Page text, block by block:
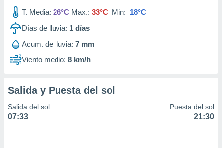
1199
T. Media: 26°C Max.: 33°C Min: 18°C
Días de lluvia: 1 días
Acum. de lluvia: 7 mm
Viento medio: 8 km/h
Salida y Puesta del sol
Salida del sol
07:33
Puesta del sol
21:30